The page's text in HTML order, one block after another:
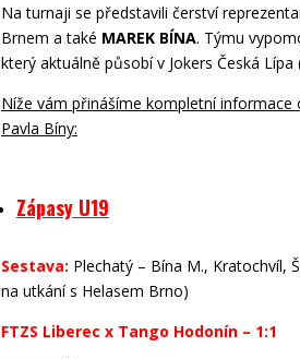
Na turnaji se představili čerství
Brnem a také MAREK BÍNA. Týmu
který aktuálně působí v Jokers Česká Lípa
Níže vám přinášíme kompletní
Pavla Bíny:
Zápasy U19
Sestava: Plechatý – Bína M., Kratochvíl,
na utkání s Helasem Brno)
FTZS Liberec x Tango Hodonín – 1:1